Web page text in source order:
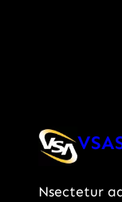
Nsectetur